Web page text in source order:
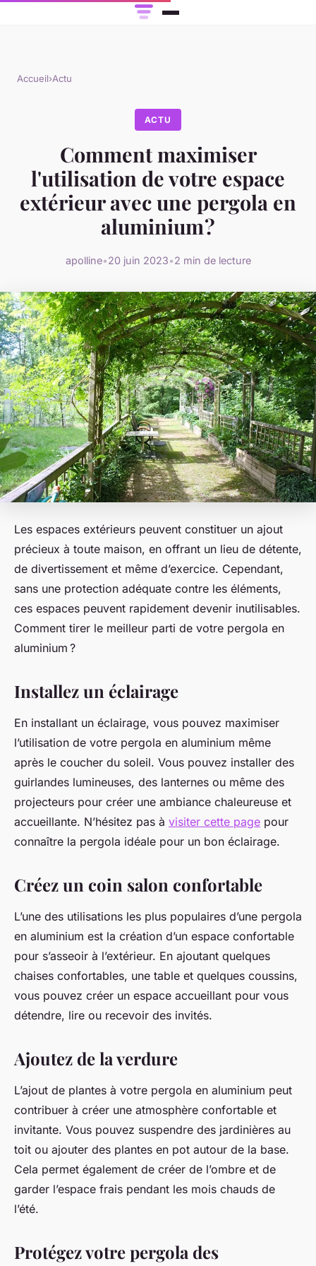
Accueil›Actu
ACTU
Comment maximiser
l'utilisation de votre espace
extérieur avec une pergola en
aluminium ?
apolline•20 juin 2023•2 min de lecture
Les espaces extérieurs peuvent constituer un ajout
précieux à toute maison, en offrant un lieu de détente,
de divertissement et même d’exercice. Cependant,
sans une protection adéquate contre les éléments,
ces espaces peuvent rapidement devenir inutilisables.
Comment tirer le meilleur parti de votre pergola en
aluminium ?
Installez un éclairage
En installant un éclairage, vous pouvez maximiser
l’utilisation de votre pergola en aluminium même
après le coucher du soleil. Vous pouvez installer des
guirlandes lumineuses, des lanternes ou même des
projecteurs pour créer une ambiance chaleureuse et
accueillante. N’hésitez pas à visiter cette page pour
connaître la pergola idéale pour un bon éclairage.
Créez un coin salon confortable
L’une des utilisations les plus populaires d’une pergola
en aluminium est la création d’un espace confortable
pour s’asseoir à l’extérieur. En ajoutant quelques
chaises confortables, une table et quelques coussins,
vous pouvez créer un espace accueillant pour vous
détendre, lire ou recevoir des invités.
Ajoutez de la verdure
L’ajout de plantes à votre pergola en aluminium peut
contribuer à créer une atmosphère confortable et
invitante. Vous pouvez suspendre des jardinières au
toit ou ajouter des plantes en pot autour de la base.
Cela permet également de créer de l’ombre et de
garder l’espace frais pendant les mois chauds de
l’été.
Protégez votre pergola des